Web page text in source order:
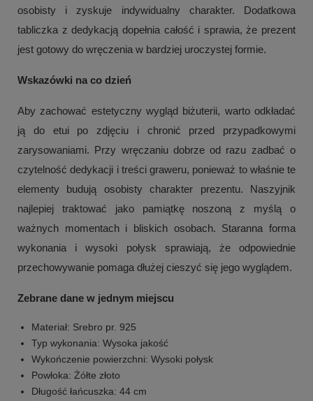
osobisty i zyskuje indywidualny charakter. Dodatkowa
tabliczka z dedykacją dopełnia całość i sprawia, że prezent
jest gotowy do wręczenia w bardziej uroczystej formie.
Wskazówki na co dzień
Aby zachować estetyczny wygląd biżuterii, warto odkładać
ją do etui po zdjęciu i chronić przed przypadkowymi
zarysowaniami. Przy wręczaniu dobrze od razu zadbać o
czytelność dedykacji i treści graweru, ponieważ to właśnie te
elementy budują osobisty charakter prezentu. Naszyjnik
najlepiej traktować jako pamiątkę noszoną z myślą o
ważnych momentach i bliskich osobach. Staranna forma
wykonania i wysoki połysk sprawiają, że odpowiednie
przechowywanie pomaga dłużej cieszyć się jego wyglądem.
Zebrane dane w jednym miejscu
Materiał: Srebro pr. 925
Typ wykonania: Wysoka jakość
Wykończenie powierzchni: Wysoki połysk
Powłoka: Żółte złoto
Długość łańcuszka: 44 cm